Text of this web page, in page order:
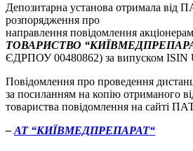
Депозитарна установа отримала від
розпорядження про
направлення повідомлення акціонерам
ТОВАРИСТВО
ЄДРПОУ 00480862) за випуском ISIN
Повідомлення про проведення
за посиланням на копію отриманого
товариства повідомлення на сайті
– АТ “КИЇВМЕДПРЕПАРАТ“